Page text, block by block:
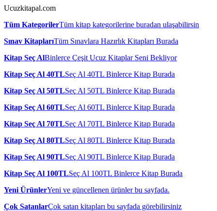
Ucuzkitapal.com
Tüm KategorilerTüm kitap kategorilerine buradan ulaşabilirsin
Sınav KitaplarıTüm Sınavlara Hazırlık Kitapları Burada
Kitap Seç AlBinlerce Çeşit Ucuz Kitaplar Seni Bekliyor
Kitap Seç Al 40TLSeç Al 40TL Binlerce Kitap Burada
Kitap Seç Al 50TLSeç Al 50TL Binlerce Kitap Burada
Kitap Seç Al 60TLSeç Al 60TL Binlerce Kitap Burada
Kitap Seç Al 70TLSeç Al 70TL Binlerce Kitap Burada
Kitap Seç Al 80TLSeç Al 80TL Binlerce Kitap Burada
Kitap Seç Al 90TLSeç Al 90TL Binlerce Kitap Burada
Kitap Seç Al 100TLSeç Al 100TL Binlerce Kitap Burada
Yeni ÜrünlerYeni ve güncellenen ürünler bu sayfada.
Çok SatanlarÇok satan kitapları bu sayfada görebilirsiniz